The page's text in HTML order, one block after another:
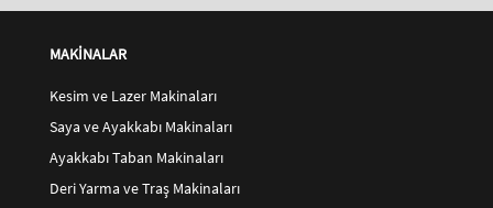
MAKİNALAR
Kesim ve Lazer Makinaları
Saya ve Ayakkabı Makinaları
Ayakkabı Taban Makinaları
Deri Yarma ve Traş Makinaları